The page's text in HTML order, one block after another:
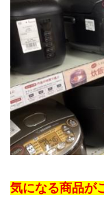
気になる商品が